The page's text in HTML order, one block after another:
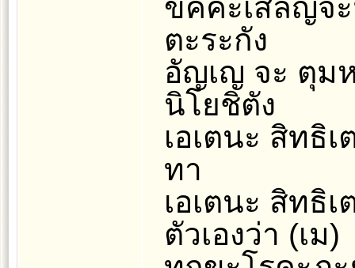
ขัคคะเสลัญจ
ตะระกัง
อัญเญ จะ ตุม
นิโยชิตัง
เอเตนะ สิทธิ
ทา
เอเตนะ สิทธิ
ตัวเองว่า (เม)